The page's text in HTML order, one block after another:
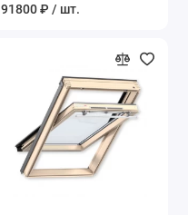
91800 ₽ / шт.